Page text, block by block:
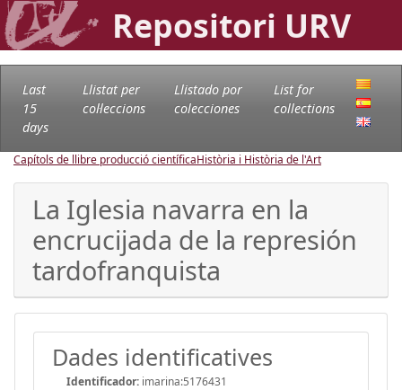
Repositori URV
Last
15
days
Llistat per
col·leccions
Llistado por
colecciones
List for
collections
Capítols de llibre producció científicaHistòria i Història de l'Art
La Iglesia navarra en la
encrucijada de la represión
tardofranquista
Dades identificatives
Identificador: imarina:5176431